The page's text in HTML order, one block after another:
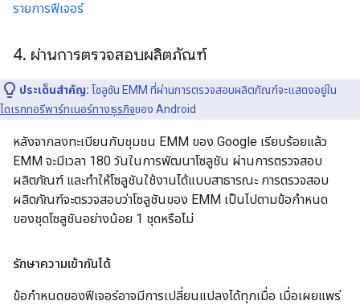
รายการฟีเจอร์
4. ผ่านการตรวจสอบผลิตภัณฑ์
ประเด็นสำคัญ: โซลูชัน EMM ที่ผ่านการตรวจสอบผลิตภัณฑ์จะแสดงอยู่ใน
ไดเรกทอรีพาร์ทเนอร์ทางธุรกิจของ Android
หลังจากลงทะเบียนกับชุมชน EMM ของ Google เรียบร้อยแล้ว
EMM จะมีเวลา 180 วันในการพัฒนาโซลูชัน ผ่านการตรวจสอบ
ผลิตภัณฑ์ และทำให้โซลูชันใช้งานได้แบบสาธารณะ การตรวจสอบ
ผลิตภัณฑ์จะตรวจสอบว่าโซลูชันของ EMM เป็นไปตามข้อกำหนด
ของชุดโซลูชันอย่างน้อย 1 ชุดหรือไม่
รักษาความเข้ากันได้
ข้อกำหนดของฟีเจอร์อาจมีการเปลี่ยนแปลงได้ทุกเมื่อ เมื่อเผยแพร่